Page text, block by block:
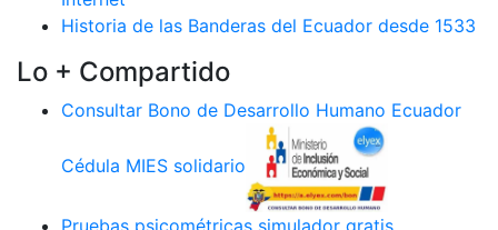
Historia de las Banderas del Ecuador desde 1533
Lo + Compartido
Consultar Bono de Desarrollo Humano Ecuador
Cédula MIES solidario